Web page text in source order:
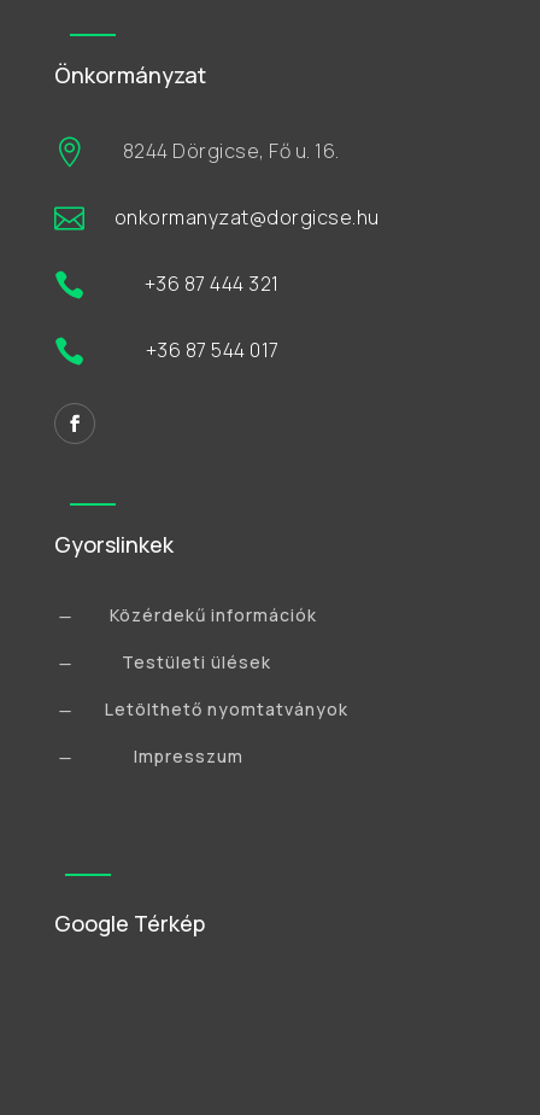
Önkormányzat
 8244 Dörgicse, Fő u. 16.
 onkormanyzat@dorgicse.hu
 +36 87 444 321
 +36 87 544 017
Gyorslinkek
K Közérdekű információk
K Testületi ülések
K Letölthető nyomtatványok
K Impresszum
Google Térkép